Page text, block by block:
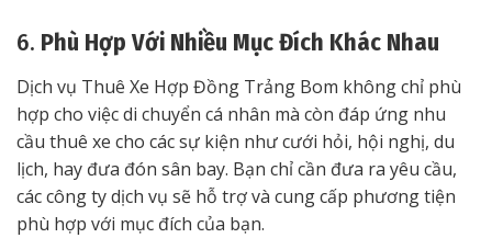
6. Phù Hợp Với Nhiều Mục Đích Khác Nhau
Dịch vụ Thuê Xe Hợp Đồng Trảng Bom không chỉ phù
hợp cho việc di chuyển cá nhân mà còn đáp ứng nhu
cầu thuê xe cho các sự kiện như cưới hỏi, hội nghị, du
lịch, hay đưa đón sân bay. Bạn chỉ cần đưa ra yêu cầu,
các công ty dịch vụ sẽ hỗ trợ và cung cấp phương tiện
phù hợp với mục đích của bạn.